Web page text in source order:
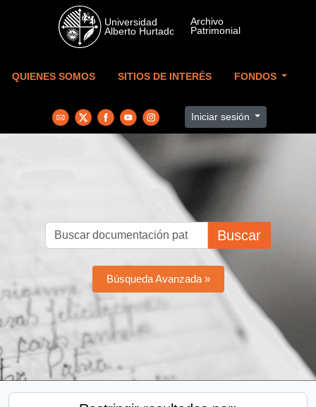
Skip to main content
QUIENES SOMOS SITIOS DE INTERÉS FONDOS
Iniciar sesión
Buscar
Búsqueda Avanzada »